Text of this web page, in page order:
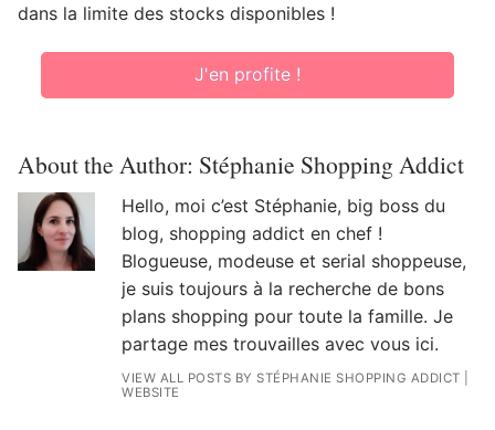
dans la limite des stocks disponibles !
J'en profite !
About the Author: Stéphanie Shopping Addict
Hello, moi c’est Stéphanie, big boss du
blog, shopping addict en chef !
Blogueuse, modeuse et serial shoppeuse,
je suis toujours à la recherche de bons
plans shopping pour toute la famille. Je
partage mes trouvailles avec vous ici.
VIEW ALL POSTS BY STÉPHANIE SHOPPING ADDICT
WEBSITE